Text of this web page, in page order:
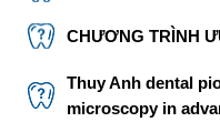
CHƯƠNG TRÌNH
Thuy Anh dental
microscopy in